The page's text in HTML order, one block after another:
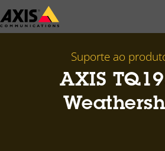
Pular
para
Suporte ao
AXIS